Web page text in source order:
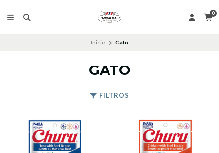
0
Inicio Gato
GATO
FILTROS